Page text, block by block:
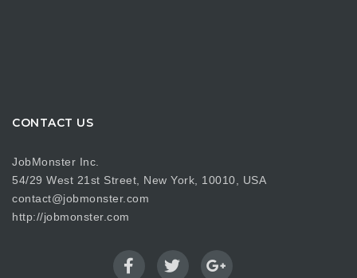
CONTACT US
JobMonster Inc.
54/29 West 21st Street, New York, 10010, USA
contact@jobmonster.com
http://jobmonster.com